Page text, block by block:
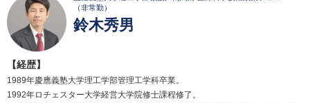
（非常勤）
鈴木秀男
【経歴】
1989年慶應義塾大学理工学部管理工学科卒業。
1992年ロチェスター大学経営大学院修士課程修了。